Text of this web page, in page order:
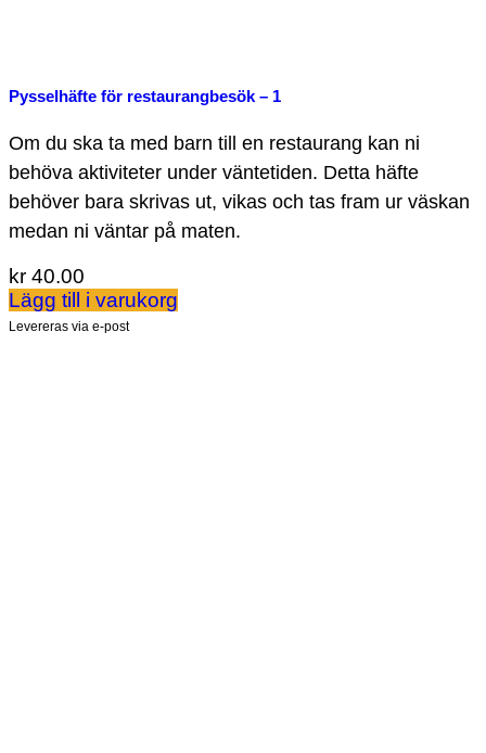
Pysselhäfte för restaurangbesök – 1
Om du ska ta med barn till en restaurang kan ni
behöva aktiviteter under väntetiden. Detta häfte
behöver bara skrivas ut, vikas och tas fram ur väskan
medan ni väntar på maten.
kr 40.00
Lägg till i varukorg
Levereras via e-post